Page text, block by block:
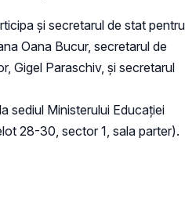
și secretarul de stat pentru
Oana Bucur, secretarul de
Gigel Paraschiv, și secretarul
sediul Ministerului Educației
28-30, sector 1, sala parter).